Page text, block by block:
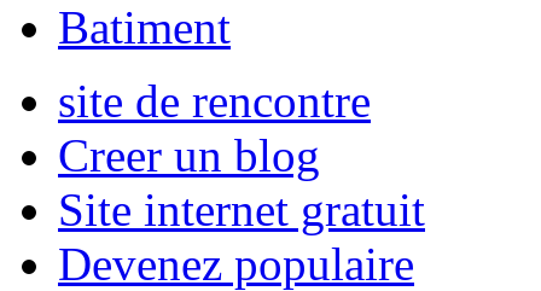
Batiment
site de rencontre
Creer un blog
Site internet gratuit
Devenez populaire